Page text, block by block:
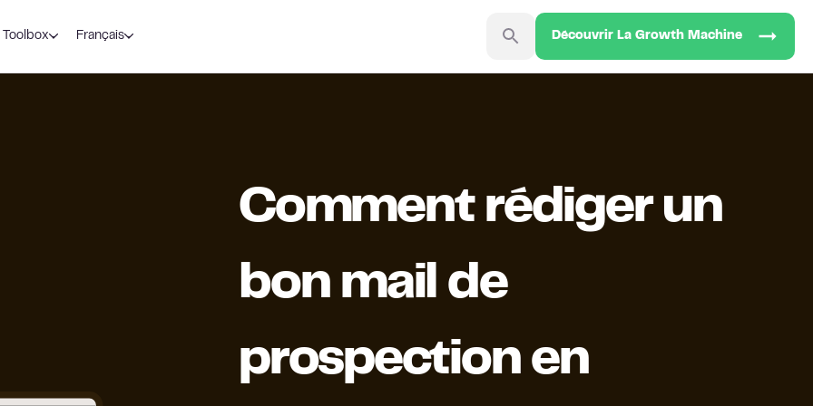
Toolbox Français Découvrir La Growth Machine
Comment rédiger un
bon mail de
prospection en